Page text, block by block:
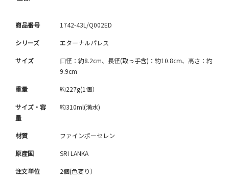
商品番号 1742-43L/Q002ED
シリーズ エターナルパレス
サイズ
口径：約8.2cm、長径(取っ手含)：約10.8cm、高さ：約
9.9cm
重量 約227g(1個）
サイズ・容
量
約310ml(満水)
材質 ファインポーセレン
原産国 SRI LANKA
注文単位 2個(色変り）